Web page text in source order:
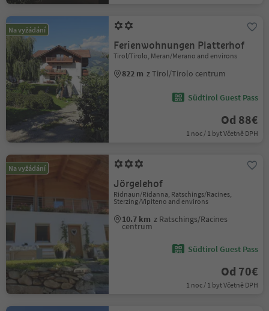
Na vyžádání
Ferienwohnungen Platterhof
Tirol/Tirolo, Meran/Merano and environs
822 m z Tirol/Tirolo centrum
Südtirol Guest Pass
Od 88€
1 noc / 1 byt Včetně DPH
Na vyžádání
Jörgelehof
Ridnaun/Ridanna, Ratschings/Racines,
Sterzing/Vipiteno and environs
10.7 km z Ratschings/Racines
centrum
Südtirol Guest Pass
Od 70€
1 noc / 1 byt Včetně DPH